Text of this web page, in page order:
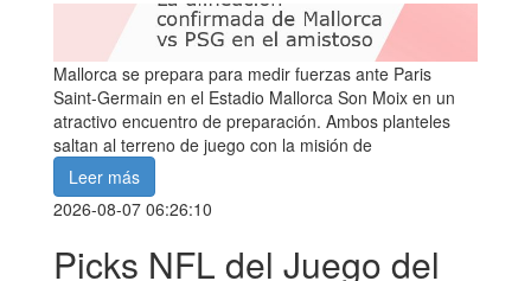
Mallorca se prepara para medir fuerzas ante Paris
Saint-Germain en el Estadio Mallorca Son Moix en un
atractivo encuentro de preparación. Ambos planteles
saltan al terreno de juego con la misión de
Leer más
2026-08-07 06:26:10
Picks NFL del Juego del